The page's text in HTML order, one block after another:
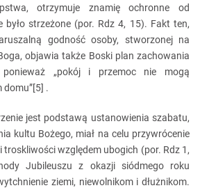
otrzymuje znamię ochronne od
było strzeżone (por. Rdz 4, 15). Fakt ten,
godność osoby, stworzonej na
objawia także Boski plan zachowania
ponieważ „pokój i przemoc nie mogą
domu”[5] .
jest podstawą ustanowienia szabatu,
kultu Bożego, miał na celu przywrócenie
troskliwości względem ubogich (por. Rdz 1,
Jubileuszu z okazji siódmego roku
ziemi, niewolnikom i dłużnikom.